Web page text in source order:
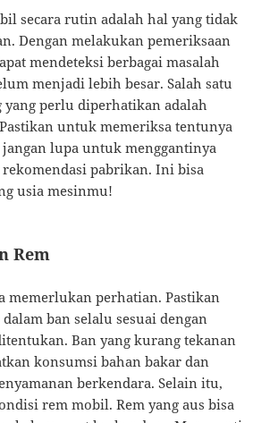
secara rutin adalah hal yang tidak
Dengan melakukan pemeriksaan
mendeteksi berbagai masalah
menjadi lebih besar. Salah satu
yang perlu diperhatikan adalah
untuk memeriksa tentunya
lupa untuk menggantinya
rekomendasi pabrikan. Ini bisa
usia mesinmu!
Rem
memerlukan perhatian. Pastikan
ban selalu sesuai dengan
Ban yang kurang tekanan
konsumsi bahan bakar dan
berkendara. Selain itu,
rem mobil. Rem yang aus bisa